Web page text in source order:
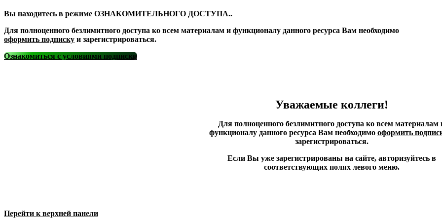
Вы находитесь в режиме ОЗНАКОМИТЕЛЬНОГО ДОСТУПА..
Для полноценного безлимитного доступа ко всем материалам и функционалу данного ресурса Вам необходимо
оформить подписку и зарегистрироваться.
Ознакомиться с условиями подписки
Уважаемые коллеги!
Для полноценного безлимитного доступа ко всем материалам
функционалу данного ресурса Вам необходимо оформить
зарегистрироваться.
Если Вы уже зарегистрированы на сайте, авторизуйтесь в
соответствующих полях левого меню.
Перейти к верхней панели